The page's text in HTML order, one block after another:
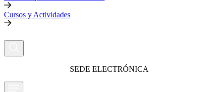
Cursos y Actividades
SEDE ELECTRÓNICA